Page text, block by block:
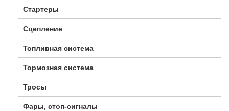
Стартеры
Сцепление
Топливная система
Тормозная система
Тросы
Фары, стоп-сигналы